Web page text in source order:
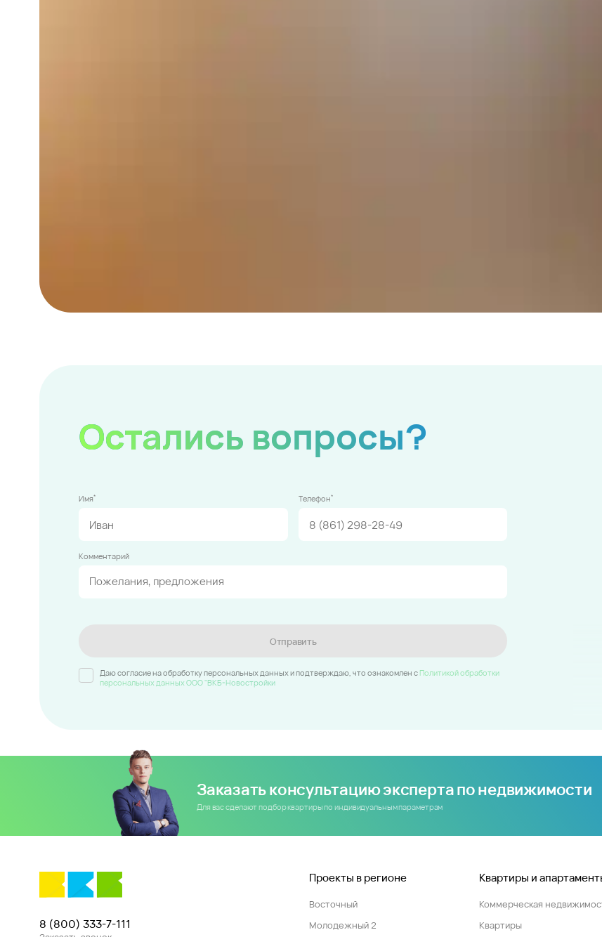
Остались вопросы?
Имя* Телефон*
Комментарий
Отправить
Даю согласие на обработку персональных данных и подтверждаю, что ознакомлен c Политикой обработки
персональных данных ООО "ВКБ-Новостройки
Заказать консультацию эксперта по недвижимости
Для вас сделают подбор квартиры по индивидуальным параметрам
8 (800) 333-7-111
Проекты в регионе
Восточный
Молодежный 2
Квартиры и
Коммерческая
Квартиры